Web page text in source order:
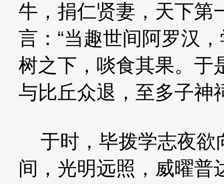
牛，捐仁贤妻，天下第
言：“当趣世间阿罗汉
树之下，啖食其果。于
与比丘众退，至多子神
于时，毕拨学志夜欲
间，光明远照，威曜普